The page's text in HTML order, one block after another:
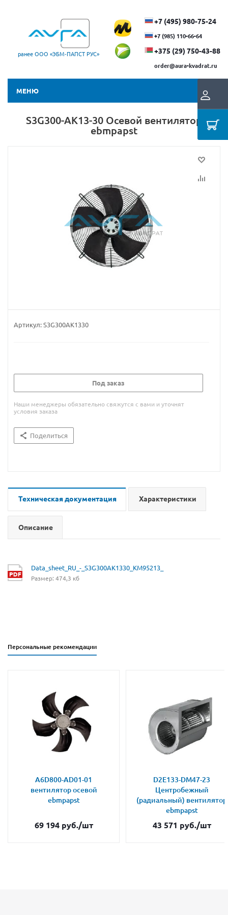
ранее ООО «ЭБМ‑ПАПСТ РУС»
+7 (495) 980-75-24
+7 (985) 110-66-64
+375 (29) ​750-43-88
order@aura-kvadrat.ru
МЕНЮ
S3G300-AK13-30 Осевой вентилятор
ebmpapst
Артикул:S3G300AK1330
Под заказ
Наши менеджеры обязательно свяжутся с вами и уточнят
условия заказа
Поделиться
Техническая документация Характеристики
Описание
Data_sheet_RU_-_S3G300AK1330_KM95213_
Размер: 474,3 кб
Персональные рекомендации
A6D800-AD01-01
вентилятор осевой
ebmpapst
69 194руб./шт
D2E133-DM47-23
Центробежный
(радиальный) вентилятор
ebmpapst
43 571 руб./шт